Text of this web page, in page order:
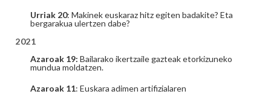
Urriak 20: Makinek euskaraz hitz egiten badakite? Eta
bergarakua ulertzen dabe?
2021
Azaroak 19: Bailarako ikertzaile gazteak etorkizuneko
mundua moldatzen.
Azaroak 11: Euskara adimen artifizialaren